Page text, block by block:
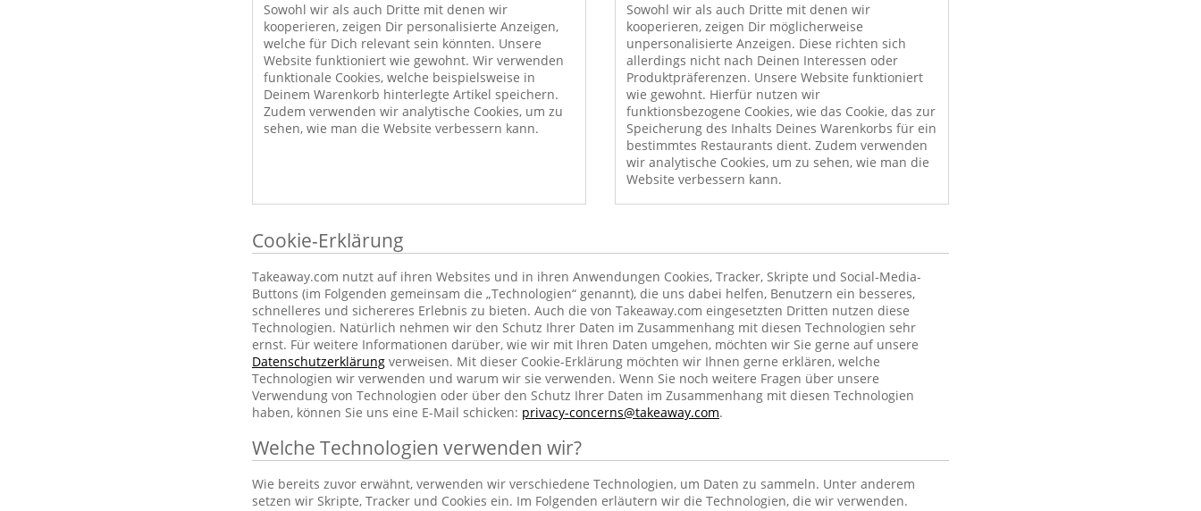
Sowohl wir als auch Dritte mit denen wir
kooperieren, zeigen Dir personalisierte Anzeigen,
welche für Dich relevant sein könnten. Unsere
Website funktioniert wie gewohnt. Wir verwenden
funktionale Cookies, welche beispielsweise in
Deinem Warenkorb hinterlegte Artikel speichern.
Zudem verwenden wir analytische Cookies, um zu
sehen, wie man die Website verbessern kann.
Sowohl wir als auch Dritte mit denen wir
kooperieren, zeigen Dir möglicherweise
unpersonalisierte Anzeigen. Diese richten sich
allerdings nicht nach Deinen Interessen oder
Produktpräferenzen. Unsere Website funktioniert
wie gewohnt. Hierfür nutzen wir
funktionsbezogene Cookies, wie das Cookie, das zur
Speicherung des Inhalts Deines Warenkorbs für ein
bestimmtes Restaurants dient. Zudem verwenden
wir analytische Cookies, um zu sehen, wie man die
Website verbessern kann.
Cookie-Erklärung
Takeaway.com nutzt auf ihren Websites und in ihren Anwendungen Cookies, Tracker, Skripte und Social-Media-
Buttons (im Folgenden gemeinsam die „Technologien“ genannt), die uns dabei helfen, Benutzern ein besseres,
schnelleres und sichereres Erlebnis zu bieten. Auch die von Takeaway.com eingesetzten Dritten nutzen diese
Technologien. Natürlich nehmen wir den Schutz Ihrer Daten im Zusammenhang mit diesen Technologien sehr
ernst. Für weitere Informationen darüber, wie wir mit Ihren Daten umgehen, möchten wir Sie gerne auf unsere
Datenschutzerklärung verweisen. Mit dieser Cookie-Erklärung möchten wir Ihnen gerne erklären, welche
Technologien wir verwenden und warum wir sie verwenden. Wenn Sie noch weitere Fragen über unsere
Verwendung von Technologien oder über den Schutz Ihrer Daten im Zusammenhang mit diesen Technologien
haben, können Sie uns eine E-Mail schicken: privacy-concerns@takeaway.com.
Welche Technologien verwenden wir?
Wie bereits zuvor erwähnt, verwenden wir verschiedene Technologien, um Daten zu sammeln. Unter anderem
setzen wir Skripte, Tracker und Cookies ein. Im Folgenden erläutern wir die Technologien, die wir verwenden.